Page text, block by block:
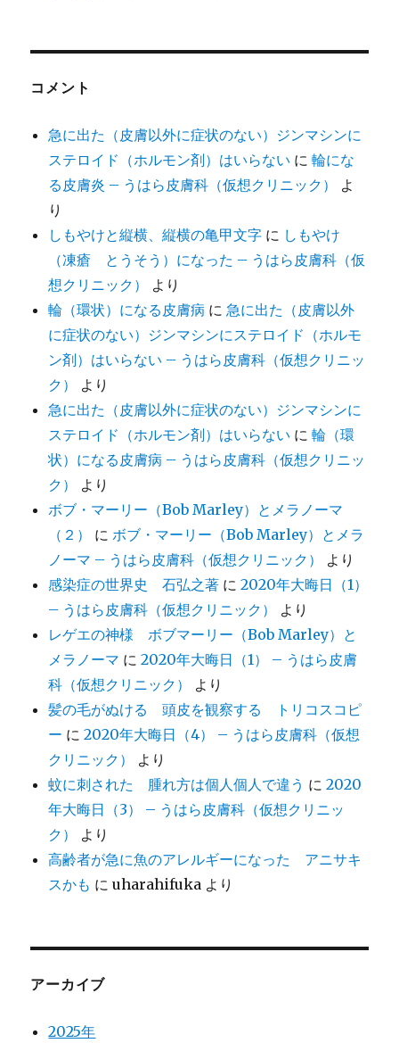
コメント
急に出た（皮膚以外に症状のない）ジンマシンに
ステロイド（ホルモン剤）はいらない に輪にな
る皮膚炎 – うはら皮膚科（仮想クリニック）
よ
り
しもやけと縦横、縦横の亀甲文字 に しもやけ
（凍瘡 とうそう）になった – うはら皮膚科（仮
想クリニック）
より
輪（環状）になる皮膚病 に急に出た（皮膚以外
に症状のない）ジンマシンにステロイド（ホルモ
ン剤）はいらない – うはら皮膚科（仮想クリニッ
ク）
より
急に出た（皮膚以外に症状のない）ジンマシンに
ステロイド（ホルモン剤）はいらない に輪（環
状）になる皮膚病 – うはら皮膚科（仮想クリニッ
ク）
より
ボブ・マーリー（Bob Marley）とメラノーマ
（２）
にボブ・マーリー（Bob Marley）とメラ
ノーマ – うはら皮膚科（仮想クリニック）
より
感染症の世界史 石弘之著 に2020年大晦日（1）
– うはら皮膚科（仮想クリニック）
より
レゲエの神様 ボブマーリー（Bob Marley）と
メラノーマ に2020年大晦日（1） – うはら皮膚
科（仮想クリニック）
より
髪の毛がぬける 頭皮を観察する トリコスコピ
ー に2020年大晦日（4） – うはら皮膚科（仮想
クリニック）
より
蚊に刺された 腫れ方は個人個人で違う に2020
年大晦日（3） – うはら皮膚科（仮想クリニッ
ク）
より
高齢者が急に魚のアレルギーになった アニサキ
スかも にuharahifuka より
アーカイブ
2025年